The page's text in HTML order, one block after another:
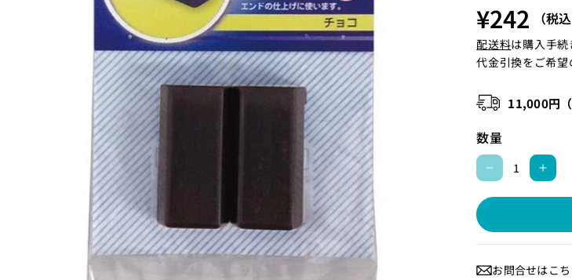
¥242 （税込
配送料は購入手続
代金引換をご希望
11,000円
数量
モ
ー
用
モ
ー
用
お問合せはこち